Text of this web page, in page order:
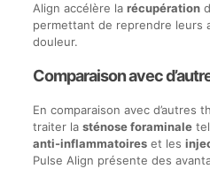
Align accélère la récupération
permettant de reprendre leurs
douleur.
Comparaison avec
En comparaison avec d’autres
traiter la sténose foraminale
anti-inflammatoireset les
Pulse Align présente des